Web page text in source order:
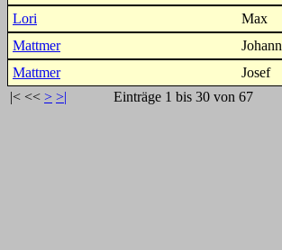
Lori
Max
Mattmer
Johann
Mattmer
Josef
|< << > >| Einträge 1 bis 30 von 67